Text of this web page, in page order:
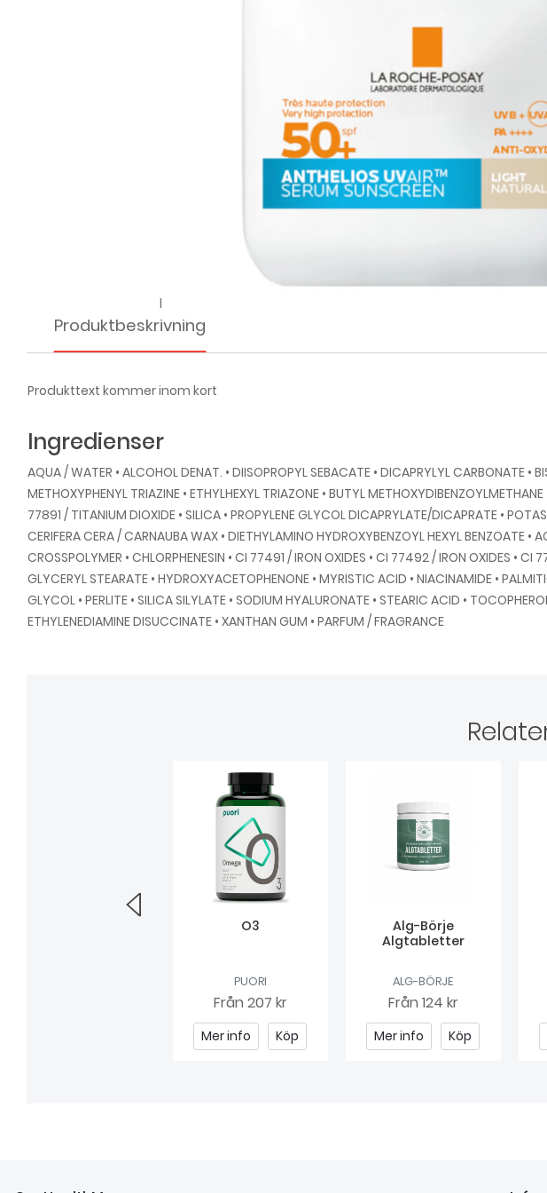
l
Produktbeskrivning
Produkttext kommer inom kort
Ingredienser
AQUA / WATER • ALCOHOL DENAT. • DIISOPROPYL SEBACATE • DICAPRYLYL CARBONATE •
METHOXYPHENYL TRIAZINE • ETHYLHEXYL TRIAZONE • BUTYL
77891 / TITANIUM DIOXIDE • SILICA • PROPYLENE GLYCOL DICAPRYLATE/DICAPRATE •
CERIFERA CERA / CARNAUBA WAX • DIETHYLAMINO HYDROXYBENZOYL HEXYL BENZOATE
CROSSPOLYMER • CHLORPHENESIN • CI 77491 / IRON OXIDES • CI 77492 / IRON OXIDES • CI
GLYCERYL STEARATE • HYDROXYACETOPHENONE • MYRISTIC ACID • NIACINAMIDE •
GLYCOL • PERLITE • SILICA SILYLATE • SODIUM HYALURONATE • STEARIC ACID •
ETHYLENEDIAMINE DISUCCINATE • XANTHAN GUM • PARFUM / FRAGRANCE
O3
PUORI
Från 207 kr
Mer info Köp
Alg-Börje
Algtabletter
ALG-BÖRJE
Från 124 kr
Mer info Köp